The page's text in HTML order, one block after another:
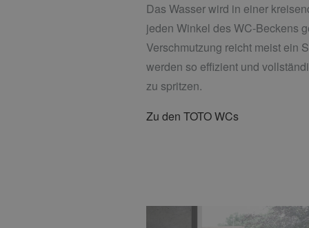
Das Wasser wird in einer
jeden Winkel des WC-Beckens
Verschmutzung reicht meist ein
werden so effizient und
zu spritzen.
Zu den TOTO WCs